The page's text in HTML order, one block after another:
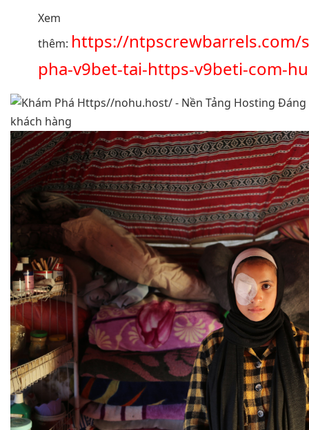
Xem
thêm: https://ntpscrewbarrels.com/
pha-v9bet-tai-https-v9beti-com-